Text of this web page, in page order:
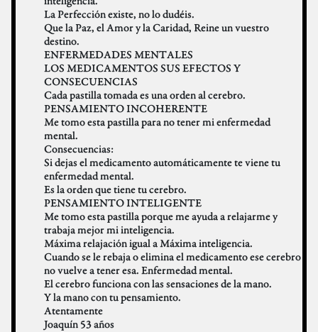
La Perfección existe, no lo dudéis.
Que la Paz, el Amor y la Caridad, Reine un vuestro
destino.
ENFERMEDADES MENTALES
LOS MEDICAMENTOS SUS EFECTOS Y
CONSECUENCIAS
Cada pastilla tomada es una orden al cerebro.
PENSAMIENTO INCOHERENTE
Me tomo esta pastilla para no tener mi enfermedad
mental.
Consecuencias:
Si dejas el medicamento automáticamente te viene tu
enfermedad mental.
Es la orden que tiene tu cerebro.
PENSAMIENTO INTELIGENTE
Me tomo esta pastilla porque me ayuda a relajarme y
trabaja mejor mi inteligencia.
Máxima relajación igual a Máxima inteligencia.
Cuando se le rebaja o elimina el medicamento ese cerebro
no vuelve a tener esa. Enfermedad mental.
El cerebro funciona con las sensaciones de la mano.
Y la mano con tu pensamiento.
Atentamente
Joaquín 53 años